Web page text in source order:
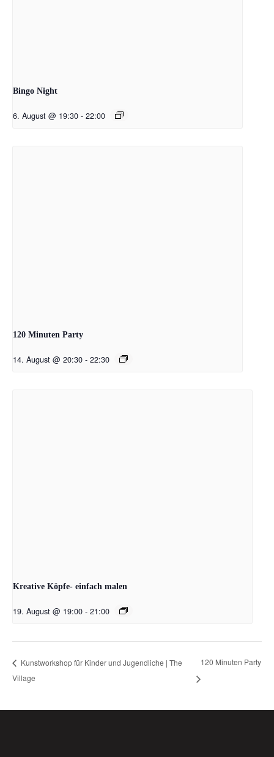
Bingo Night
6. August @ 19:30 - 22:00
120 Minuten Party
14. August @ 20:30 - 22:30
Kreative Köpfe- einfach malen
19. August @ 19:00 - 21:00
Kunstworkshop für Kinder und Jugendliche | The
Village
120 Minuten Party